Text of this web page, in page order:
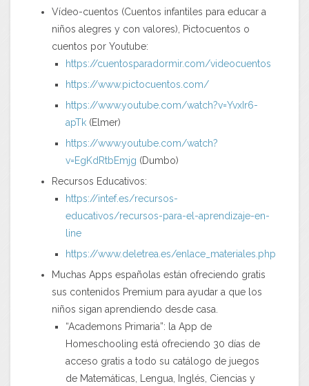
Vídeo-cuentos (Cuentos infantiles para educar a
niños alegres y con valores), Pictocuentos o
cuentos por Youtube:
https://cuentosparadormir.com/videocuentos
https://www.pictocuentos.com/
https://www.youtube.com/watch?v=YvxIr6-
apTk (Elmer)
https://www.youtube.com/watch?
v=EgKdRtbEmjg (Dumbo)
Recursos Educativos:
https://intef.es/recursos-
educativos/recursos-para-el-aprendizaje-en-
line
https://www.deletrea.es/enlace_materiales.php
Muchas Apps españolas están ofreciendo gratis
sus contenidos Premium para ayudar a que los
niños sigan aprendiendo desde casa.
“Academons Primaria”: la App de
Homeschooling está ofreciendo 30 días de
acceso gratis a todo su catálogo de juegos
de Matemáticas, Lengua, Inglés, Ciencias y